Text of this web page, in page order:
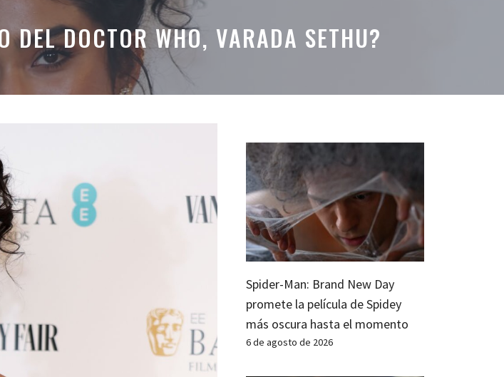
DEL DOCTOR WHO, VARADA SETHU?
Spider-Man: Brand New Day
promete la película de Spidey
más oscura hasta el momento
6 de agosto de 2026